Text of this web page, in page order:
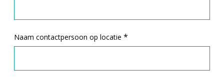
Naam contactpersoon op locatie *